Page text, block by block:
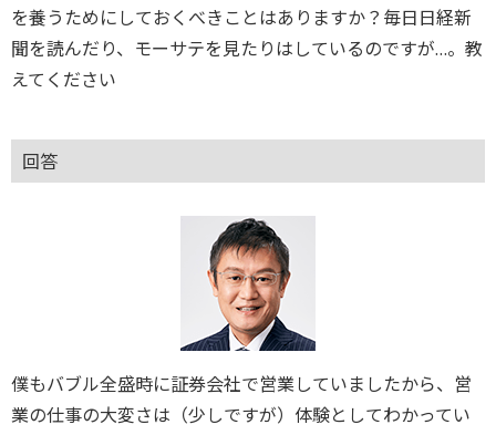
を養うためにしておくべきことはありますか？毎日日経新
聞を読んだり、モーサテを見たりはしているのですが…。教
えてください
回答
僕もバブル全盛時に証券会社で営業していましたから、営
業の仕事の大変さは（少しですが）体験としてわかってい